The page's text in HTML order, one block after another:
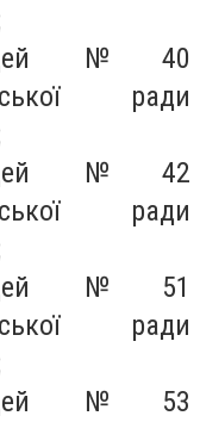
№ 40
ради
№ 42
ради
№ 51
ради
№ 53